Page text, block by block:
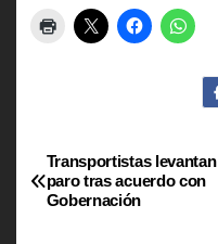
N
a
Transportistas levantan
paro tras acuerdo con
Gobernación